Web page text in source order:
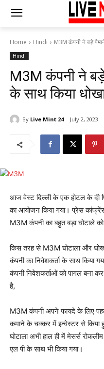
Home Hindi M3M कंपनी ने बड़े
Hindi
M3M कंपनी ने
के साथ किया
By Live Mint 24 July 2, 2023
आज वेस्ट दिल्ली के एक होटल के दी
का आयोजन किया गया। प्रेस कांफ्रेंस
M3M कंपनी का बहुत बड़ा घोटाले
किस तरह से M3M घोटाला और
कंपनी का निवेशकर्ता के साथ किया
कंपनी निवेशकर्ताओं को पागल बना
है,
M3M कंपनी अपने फायदे के लिए
कमाने के चक्कर में इन्वेस्टर से किया
घोटाला अभी हाल ही में मेसर्स
एल पी के साथ भी किया गया।